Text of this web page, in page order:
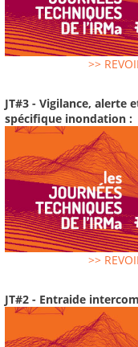
>>
JT#3 - Vigilance, alerte
spécifique inondation :
>>
JT#2 - Entraide